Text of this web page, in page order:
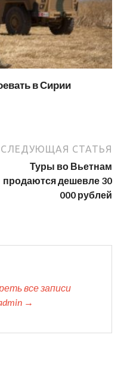
в Сирии
СЛЕДУЮЩАЯ СТАТЬЯ
Туры во Вьетнам
продаются дешевле 30
000 рублей
все записи
→